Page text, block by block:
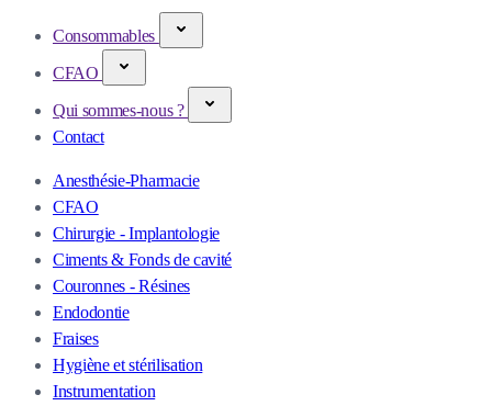
Consommables
CFAO
Qui sommes-nous ?
Contact
Anesthésie-Pharmacie
CFAO
Chirurgie - Implantologie
Ciments & Fonds de cavité
Couronnes - Résines
Endodontie
Fraises
Hygiène et stérilisation
Instrumentation